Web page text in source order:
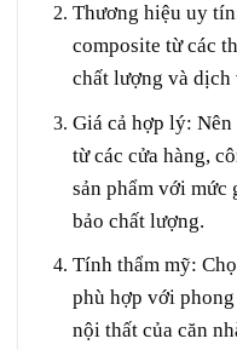
Thương hiệu uy tín
composite từ các
chất lượng và dịch
Giá cả hợp lý: Nên
từ các cửa hàng,
sản phẩm với mức
bảo chất lượng.
Tính thẩm mỹ:
phù hợp với
nội thất của căn